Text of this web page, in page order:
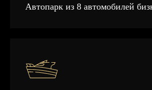
Автопарк из 8 автомобилей